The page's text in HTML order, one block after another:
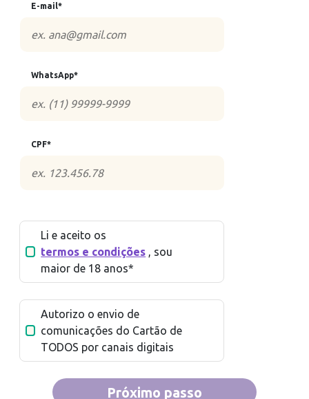
E-mail*
WhatsApp*
CPF*
Li e aceito os
termos e condições , sou
maior de 18 anos*
Autorizo o envio de
comunicações do Cartão de
TODOS por canais digitais
Próximo passo